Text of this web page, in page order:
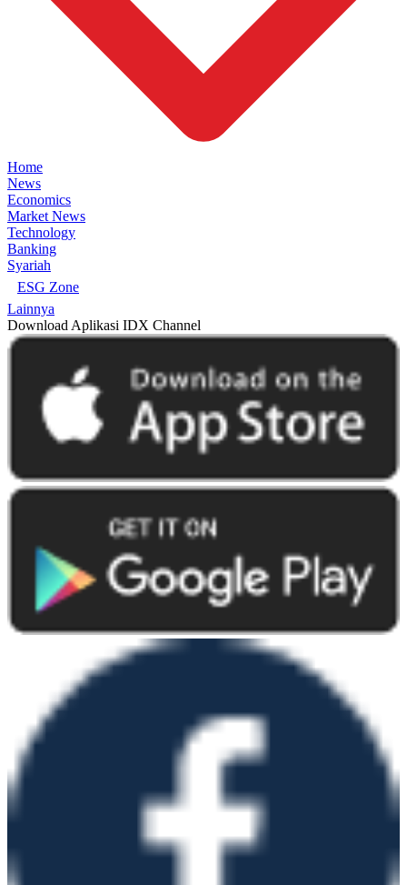
Home
News
Economics
Market News
Technology
Banking
Syariah
ESG Zone
Lainnya
Download Aplikasi IDX Channel